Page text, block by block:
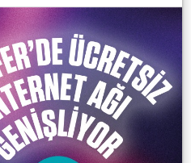
çıkmıştı. Yani aykırıydı. Pek
Daha sonra Yenişehir’de
kamuoyu ve çok
onaylandığını görmeye
sözler ediyor, yazılar